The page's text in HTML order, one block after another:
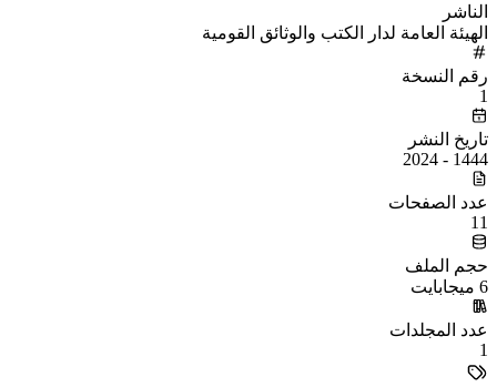
الناشر
الهيئة العامة لدار الكتب والوثائق القومية
رقم النسخة
1
تاريخ النشر
1444 - 2024
عدد الصفحات
11
حجم الملف
6 ميجابايت
عدد المجلدات
1